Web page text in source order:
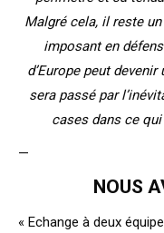
Malgré cela, il reste
imposant en
d’Europe peut
sera passé par
cases dans ce
—
NOUS
« Echange à deux